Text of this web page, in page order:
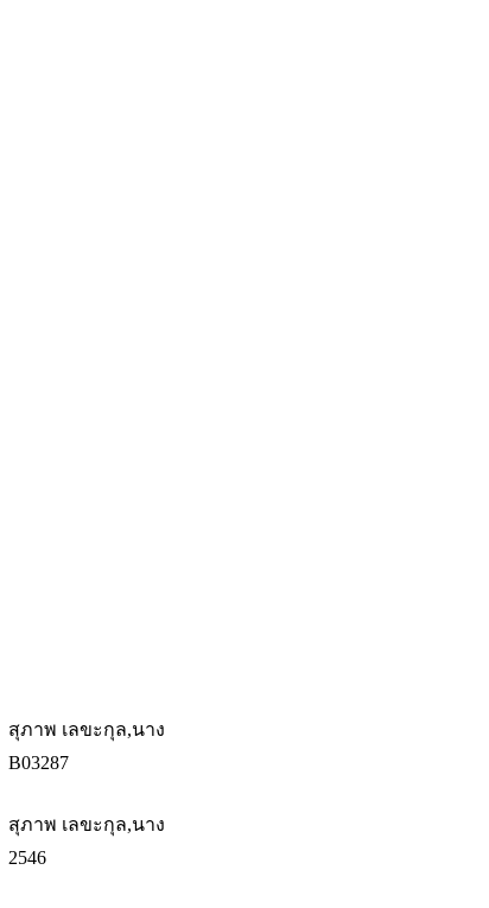
สุภาพ เลขะกุล,นาง
B03287
สุภาพ เลขะกุล,นาง
2546